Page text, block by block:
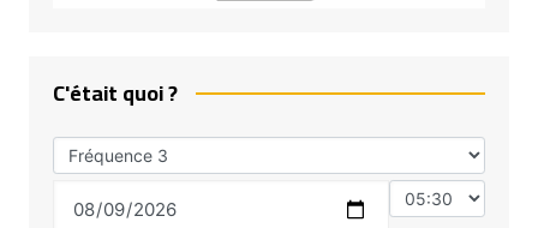
C'était quoi ?